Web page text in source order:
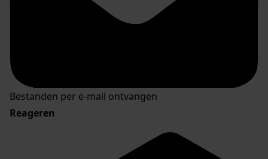
Bestanden per e-mail ontvangen
Reageren